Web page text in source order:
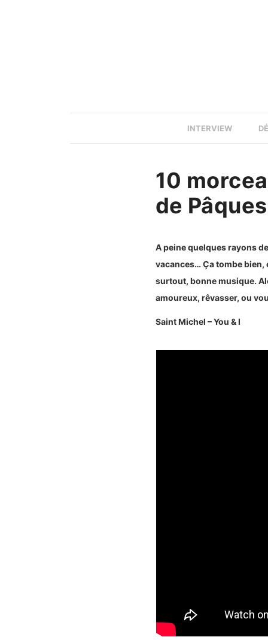
INTERVIEW
10
de Pâques
A peine quelques rayons
vacances… Ça tombe
surtout, bonne musique.
amoureux, rêvasser, ou
Saint Michel – You & I